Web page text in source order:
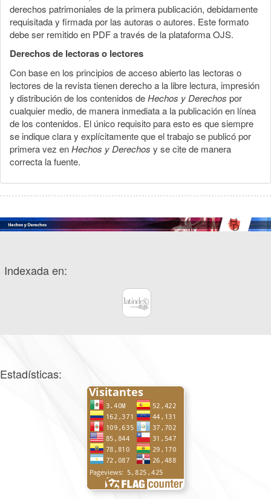
derechos patrimoniales de la primera publicación, debidamente
requisitada y firmada por las autoras o autores. Este formato
debe ser remitido en PDF a través de la plataforma OJS.
Derechos de lectoras o lectores
Con base en los principios de acceso abierto las lectoras o
lectores de la revista tienen derecho a la libre lectura, impresión
y distribución de los contenidos deHechos y Derechos por
cualquier medio, de manera inmediata a la publicación en línea
de los contenidos. El único requisito para esto es que siempre
se indique clara y explícitamente que el trabajo se publicó por
primera vez enHechos y Derechos y se cite de manera
correcta la fuente.
Indexada en:
Estadísticas: